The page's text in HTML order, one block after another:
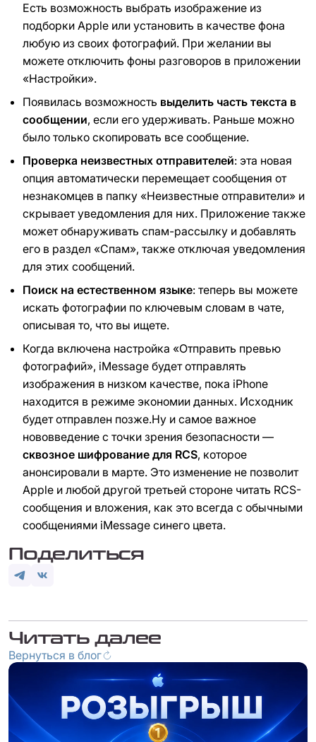
Есть возможность выбрать изображение из
подборки Apple или установить в качестве фона
любую из своих фотографий. При желании вы
можете отключить фоны разговоров в приложении
«Настройки».
Появилась возможность выделить часть текста в
сообщении, если его удерживать. Раньше можно
было только скопировать все сообщение.
Проверка неизвестных отправителей: эта новая
опция автоматически перемещает сообщения от
незнакомцев в папку «Неизвестные отправители» и
скрывает уведомления для них. Приложение также
может обнаруживать спам-рассылку и добавлять
его в раздел «Спам», также отключая уведомления
для этих сообщений.
Поиск на естественном языке: теперь вы можете
искать фотографии по ключевым словам в чате,
описывая то, что вы ищете.
Когда включена настройка «Отправить превью
фотографий», iMessage будет отправлять
изображения в низком качестве, пока iPhone
находится в режиме экономии данных. Исходник
будет отправлен ​​позже.Ну и самое важное
нововведение с точки зрения безопасности —
сквозное шифрование для RCS, которое
анонсировали в марте. Это изменение не позволит
Apple и любой другой третьей стороне читать RCS-
сообщения и вложения, как это всегда с обычными
сообщениями iMessage синего цвета.
Поделиться
Читать далее
Вернуться в блог